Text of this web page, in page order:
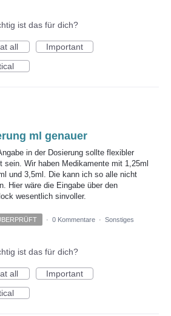
ist das für dich?
all
Important
ml genauer
in der Dosierung sollte flexibler
sein. Wir haben Medikamente mit 1,25ml
und 3,5ml. Die kann ich so alle nicht
Hier wäre die Eingabe über den
wesentlich sinvoller.
· 0 Kommentare · Sonstiges
ist das für dich?
all
Important